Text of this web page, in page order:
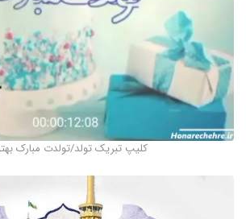
کلیپ تبریک تولد/تولدت مبارک